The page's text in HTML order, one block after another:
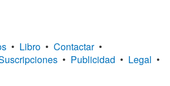
• Libro • Contactar •
• Publicidad • Legal •